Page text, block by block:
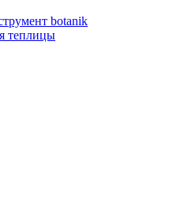
botanik
теплицы